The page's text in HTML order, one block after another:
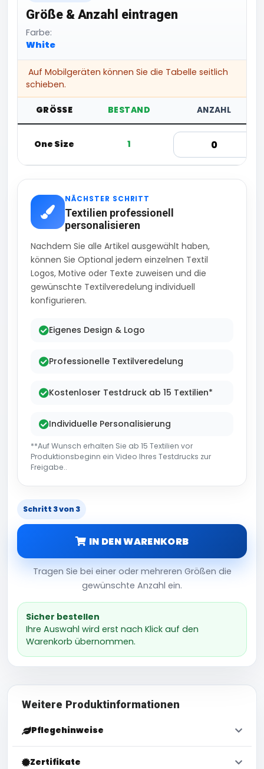
Größe & Anzahl eintragen
Farbe:
White
Auf Mobilgeräten können Sie die Tabelle seitlich
schieben.
GRÖSSE BESTAND ANZAHL
One Size 1
NÄCHSTER SCHRITT
Textilien professionell
personalisieren
Nachdem Sie alle Artikel ausgewählt haben,
können Sie Optional jedem einzelnen Textil
Logos, Motive oder Texte zuweisen und die
gewünschte Textilveredelung individuell
konfigurieren.
Eigenes Design & Logo
Professionelle Textilveredelung
Kostenloser Testdruck ab 15 Textilien*
Individuelle Personalisierung
**Auf Wunsch erhalten Sie ab 15 Textilien vor
Produktionsbeginn ein Video Ihres Testdrucks zur
Freigabe..
Schritt 3 von 3
IN DEN WARENKORB
Tragen Sie bei einer oder mehreren Größen die
gewünschte Anzahl ein.
Sicher bestellen
Ihre Auswahl wird erst nach Klick auf den
Warenkorb übernommen.
Weitere Produktinformationen
Pflegehinweise
Zertifikate